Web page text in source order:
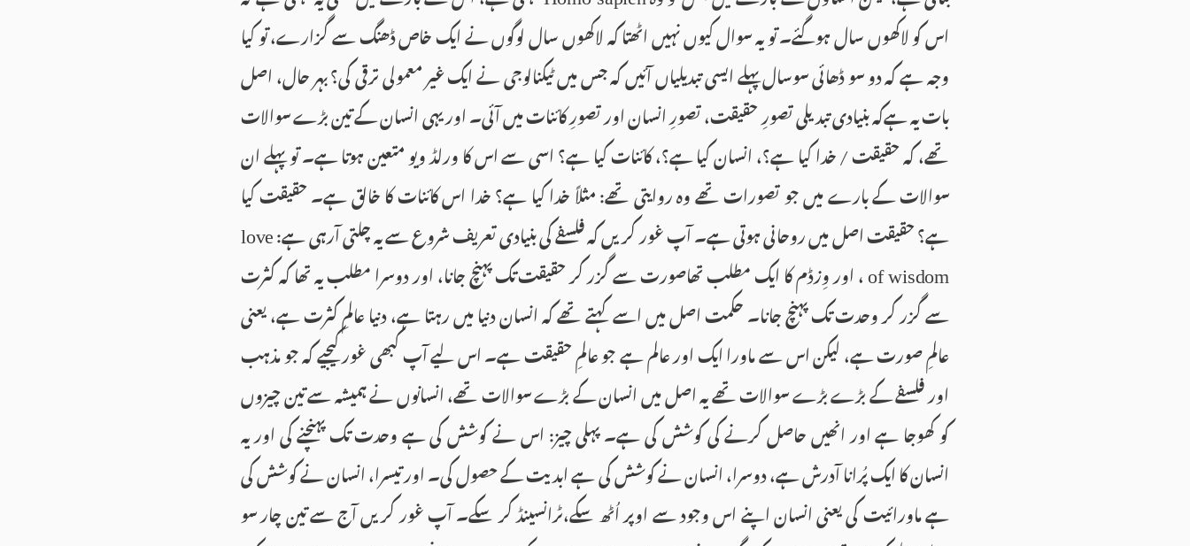
اس کو لاکھوں سال ہوگئے۔ تو یہ سوال کیوں نہیں اٹھتا کہ لاکھوں سال لوگوں نے ایک خاص ڈھنگ سے گزارے، تو کیا
وجہ ہے کہ دو سو ڈھائی سوسال پہلے ایسی تبدیلیاں آئیں کہ جس میں ٹیکنالوجی نے ایک غیر معمولی ترقی کی؟ بہر حال، اصل
بات یہ ہےکہ بنیادی تبدیلی تصورِ حقیقت، تصورِ انسان اور تصورِ کائنات میں آئی۔ اور یہی انسان کے تین بڑے سوالات
تھے، کہ حقیقت / خدا کیا ہے؟، انسان کیا ہے؟، کائنات کیا ہے؟ اسی سے اس کا ورلڈ ویو متعین ہوتا ہے۔ تو پہلے ان
سوالات کے بارے میں جو تصورات تھے وہ روایتی تھے: مثلاً خدا کیا ہے؟ خدا اس کائنات کا خالق ہے۔ حقیقت کیا
ہے؟ حقیقت اصل میں روحانی ہوتی ہے۔ آپ غور کریں کہ فلسفے کی بنیادی تعریف شروع سے یہ چلتی آرہی ہے: love
of wisdom ، اور وِزڈم کا ایک مطلب تھاصورت سے گزر کر حقیقت تک پہنچ جانا، اور دوسرا مطلب یہ تھا کہ کثرت
سے گزر کر وحدت تک پہنچ جانا۔ حکمت اصل میں اسے کہتے تھے کہ انسان دنیا میں رہتا ہے، دنیا عالمِ کثرت ہے، یعنی
عالمِ صورت ہے، لیکن اس سے ماورا ایک اور عالم ہے جو عالمِ حقیقت ہے۔ اس لیے آپ کبھی غور کیجیے کہ جو مذہب
اور فلسفے کے بڑے بڑے سوالات تھے یہ اصل میں انسان کے بڑے سوالات تھے، انسانوں نے ہمیشہ سے تین چیزوں
کو کھوجا ہے اور انھیں حاصل کرنے کی کوشش کی ہے۔ پہلی چیز: اس نے کوشش کی ہے وحدت تک پہنچنے کی اور یہ
انسان کا ایک پُرانا آدرش ہے، دوسرا، انسان نے کوشش کی ہے ابدیت کے حصول کی۔ اور تیسرا، انسان نے کوشش کی
ہے ماورائیت کی یعنی انسان اپنے اس وجود سے اوپر اُٹھ سکے،ٹرانسینڈ کر سکے۔ آپ غور کریں آج سے تین چار سو